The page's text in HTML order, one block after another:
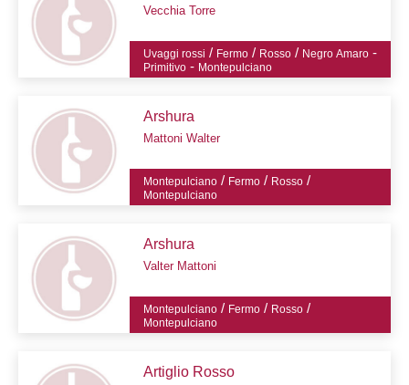
Vecchia Torre
Uvaggi rossi / Fermo / Rosso / Negro Amaro -
Primitivo - Montepulciano
Arshura
Mattoni Walter
Montepulciano / Fermo / Rosso /
Montepulciano
Arshura
Valter Mattoni
Montepulciano / Fermo / Rosso /
Montepulciano
Artiglio Rosso